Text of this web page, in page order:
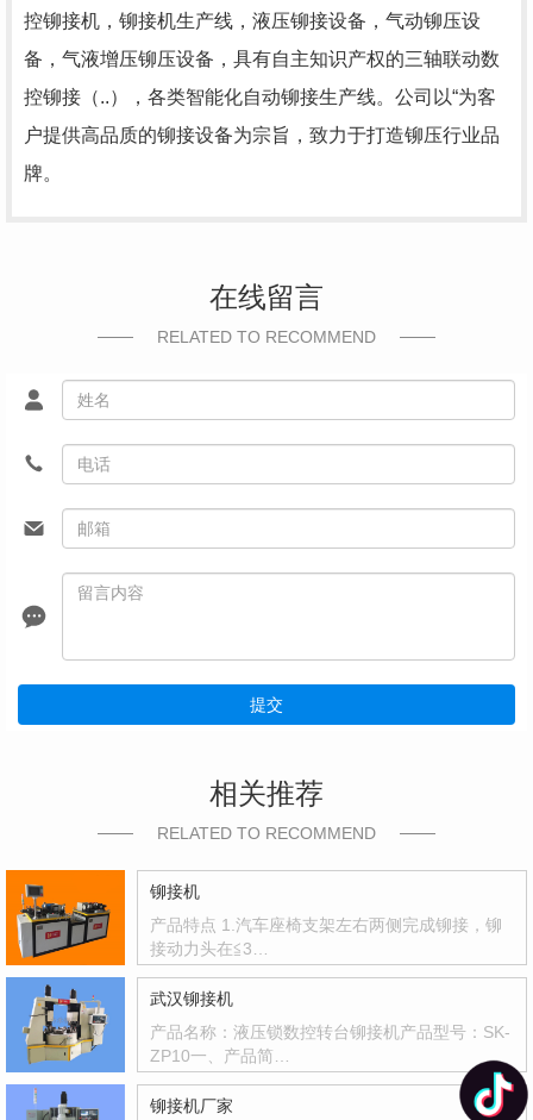
控铆接机，铆接机生产线，液压铆接设备，气动铆压设
备，气液增压铆压设备，具有自主知识产权的三轴联动数
控铆接（..），各类智能化自动铆接生产线。公司以“为客
户提供高品质的铆接设备为宗旨，致力于打造铆压行业品
牌。
在线留言
RELATED TO RECOMMEND
提交
相关推荐
RELATED TO RECOMMEND
铆接机
产品特点 1.汽车座椅支架左右两侧完成铆接，铆
接动力头在≦3…
武汉铆接机
产品名称：液压锁数控转台铆接机产品型号：SK-
ZP10一、产品简…
铆接机厂家